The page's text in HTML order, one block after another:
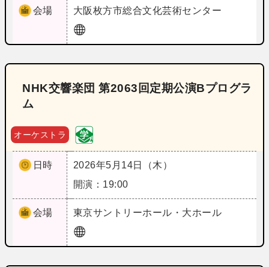
会場 大阪枚方市総合文化芸術センター
NHK交響楽団 第2063回定期公演Bプログラ
ム
オーケストラ
日時
2026年5月14日（木）
開演：19:00
会場 東京サントリーホール・大ホール